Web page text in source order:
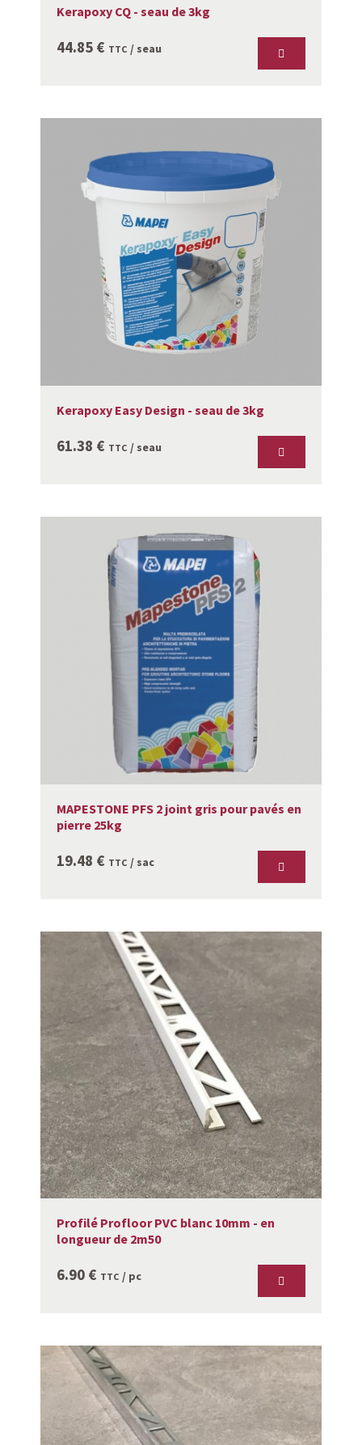
Kerapoxy CQ - seau de 3kg
44.85 € TTC / seau
Kerapoxy Easy Design - seau de 3kg
61.38 € TTC / seau
MAPESTONE PFS 2 joint gris pour pavés en
pierre 25kg
19.48 € TTC / sac
Profilé Profloor PVC blanc 10mm - en
longueur de 2m50
6.90 € TTC / pc